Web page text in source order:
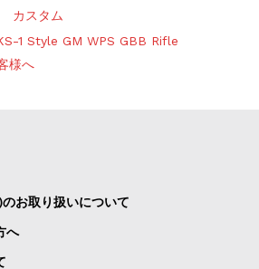
カスタム
1 Style GM WPS GBB Rifle
様へ
お取り扱いについて
へ